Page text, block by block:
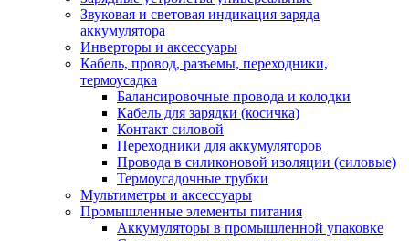
Звуковая и световая индикация заряда
аккумулятора
Инверторы и аксессуары
Кабель, провод, разъемы, переходники,
термоусадка
Балансировочные провода и колодки
Кабель для зарядки (косичка)
Контакт силовой
Переходники для аккумуляторов
Провода в силиконовой изоляции (силовые)
Термоусадочные трубки
Мультиметры и аксессуары
Промышленные элементы питания
Аккумуляторы в промышленной упаковке